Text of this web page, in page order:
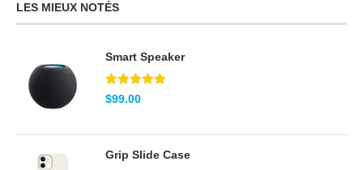
LES MIEUX NOTÉS
Smart Speaker
Note5.00
sur 5
$99.00
Grip Slide Case